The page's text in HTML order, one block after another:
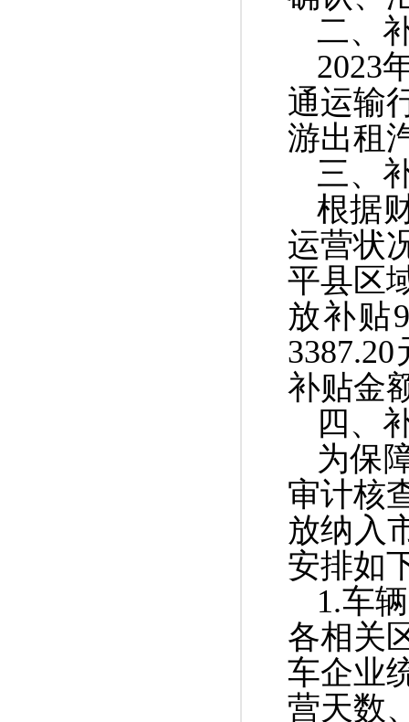
二、
2023
通运输
游出租
三、
根据
运营状
平县区
放补贴
3387.20
补贴金
四、
为保
审计核
放纳入
安排如
1.车
各相关
车企业
营天数